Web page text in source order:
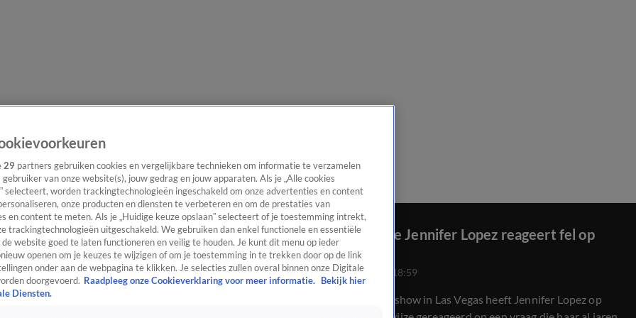
redactieNieuwsbrief
Halfnaakte Jennifer Lopez reageert fel op
kritiek
28 mrt 2026, 18:59
Tijdens haar show in Las Vegas heeft Jennifer Lopez op
29 partners gebruiken cookies en vergelijkbare technieken om informatie te verzamelen
gebruiker van onze website(s), jouw gedrag en jouw apparaten. Als je „Alle cookies
selecteert, worden trackingtechnologieën ingeschakeld om onze advertenties en content
onze producten en diensten te verbeteren en om de prestaties van
en content te meten. Als je „Huidige keuze opslaan” selecteert of je toestemming intrekt,
trackingtechnologieën uitgeschakeld. We gebruiken dan enkel functionele en essentiële
de website goed te laten functioneren en veilig te houden. Je kunt dit menu op ieder
openen om je keuzes te wijzigen of om je toestemming in te trekken door op de link
onder aan de webpagina te klikken. Je selecties zullen overal binnen onze Digitale
doorgevoerd. Raadpleeg onze Cookieverklaring voor meer informatie.
Bekijk hier
Diensten.